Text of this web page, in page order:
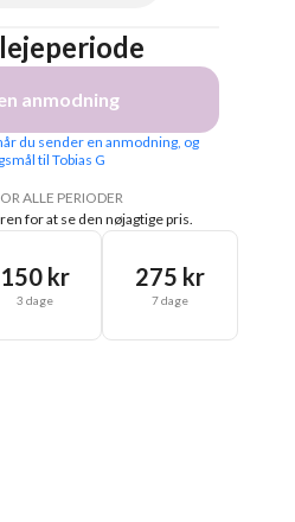
anmodning
du sender en anmodning, og
til Tobias G
ALLE PERIODER
for at se den nøjagtige pris.
150 kr
3 dage
275 kr
7 dage